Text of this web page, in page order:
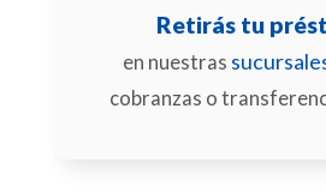
Retirás tu
en nuestras
cobranzas o